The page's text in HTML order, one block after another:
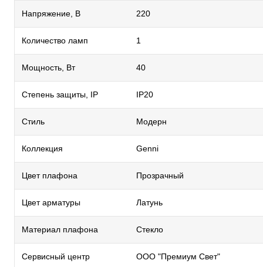
Напряжение, В 220
Количество ламп 1
Мощность, Вт 40
Степень защиты, IP IP20
Стиль Модерн
Коллекция Genni
Цвет плафона Прозрачный
Цвет арматуры Латунь
Материал плафона Стекло
Сервисный центр ООО "Премиум Свет"